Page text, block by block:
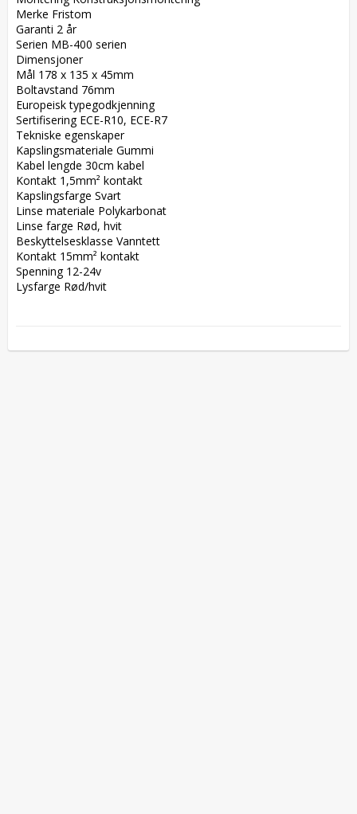
Merke Fristom
Garanti 2 år
Serien MB-400 serien
Dimensjoner
Mål 178 x 135 x 45mm
Boltavstand 76mm
Europeisk typegodkjenning
Sertifisering ECE-R10, ECE-R7
Tekniske egenskaper
Kapslingsmateriale Gummi
Kabel lengde 30cm kabel
Kontakt 1,5mm² kontakt
Kapslingsfarge Svart
Linse materiale Polykarbonat
Linse farge Rød, hvit
Beskyttelsesklasse Vanntett
Kontakt 15mm² kontakt
Spenning 12-24v
Lysfarge Rød/hvit